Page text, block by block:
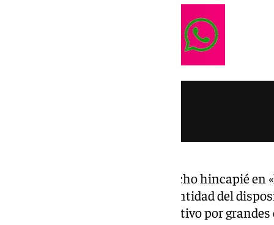
En un comunicado, Sanz ha hecho hincapié
conjunto como una seña de identidad del
edición más que el mayor operativo por